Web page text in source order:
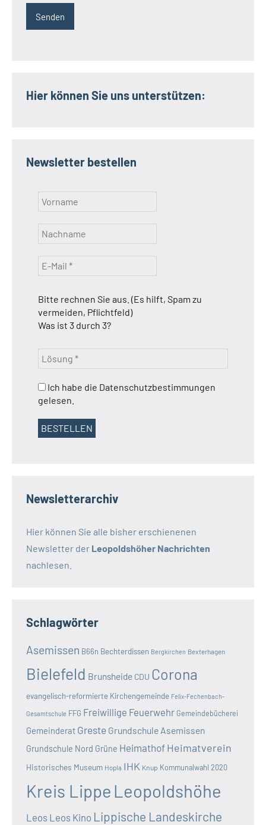
Hier können Sie uns unterstützen:
Newsletter bestellen
Bitte rechnen Sie aus. (Es hilft, Spam zu
vermeiden, Pflichtfeld)
Was ist 3 durch 3?
Ich habe die Datenschutzbestimmungen
gelesen.
Newsletterarchiv
Hier können Sie alle bisher erschienenen
Newsletter der Leopoldshöher Nachrichten
nachlesen.
Schlagwörter
Asemissen B66n Bechterdissen Bergkirchen Bexterhagen
Bielefeld Brunsheide CDU Corona
evangelisch-reformierte Kirchengemeinde Felix-Fechenbach-
Gesamtschule FFG Freiwillige Feuerwehr Gemeindebücherei
Gemeinderat Greste Grundschule Asemissen
Grundschule Nord Grüne Heimathof Heimatverein
Historisches Museum Hopla IHK Knup Kommunalwahl 2020
Kreis Lippe Leopoldshöhe
Leos Leos Kino Lippische Landeskirche